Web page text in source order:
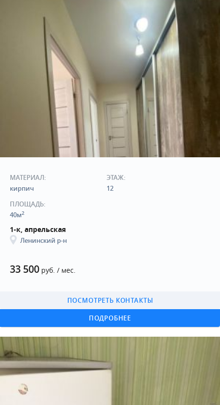
33 500 руб. / мес.
1-к, апрельская
Ленинский р-н
ПОДРОБНЕЕ
ПОСМОТРЕТЬ КОНТАКТЫ
МАТЕРИАЛ:
кирпич
ЭТАЖ:
12
ПЛОЩАДЬ:
40м2